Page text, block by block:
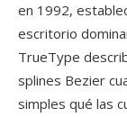
en 1992,
escritorio
TrueType
splines Bezier
simples qué las